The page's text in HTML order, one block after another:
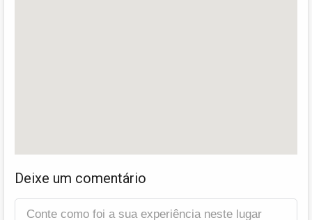
Deixe um comentário